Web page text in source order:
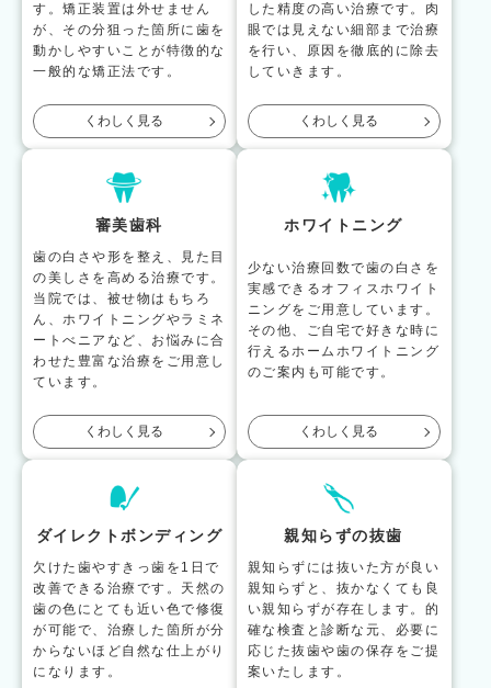
す。矯正装置は外せません
が、その分狙った箇所に歯を
動かしやすいことが特徴的な
一般的な矯正法です。
くわしく見る
した精度の高い治療です。肉
眼では見えない細部まで治療
を行い、原因を徹底的に除去
していきます。
くわしく見る
審美歯科
歯の白さや形を整え、見た目
の美しさを高める治療です。
当院では、被せ物はもちろ
ん、ホワイトニングやラミネ
ートべニアなど、お悩みに合
わせた豊富な治療をご用意し
ています。
くわしく見る
ホワイトニング
少ない治療回数で歯の白さを
実感できるオフィスホワイト
ニングをご用意しています。
その他、ご自宅で好きな時に
行えるホームホワイトニング
のご案内も可能です。
くわしく見る
ダイレクトボンディング
欠けた歯やすきっ歯を1日で
改善できる治療です。天然の
歯の色にとても近い色で修復
が可能で、治療した箇所が分
からないほど自然な仕上がり
になります。
親知らずの抜歯
親知らずには抜いた方が良い
親知らずと、抜かなくても良
い親知らずが存在します。的
確な検査と診断な元、必要に
応じた抜歯や歯の保存をご提
案いたします。